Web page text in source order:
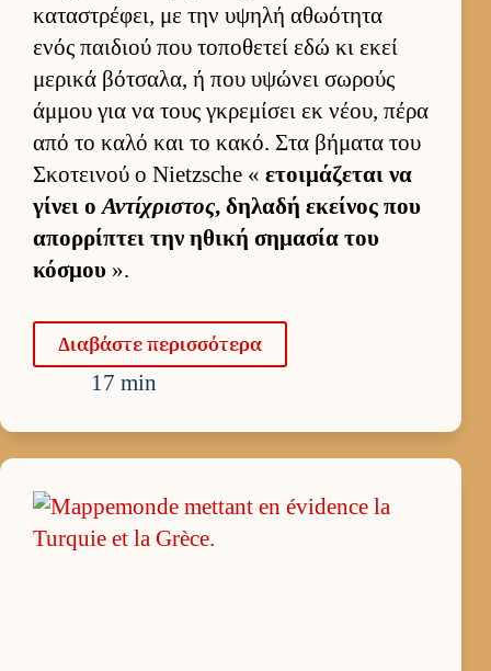
καταστρέφει, με την υψηλή αθωότητα
ενός παι­διού που τοποθετεί εδώ κι εκεί
μερικά βότσαλα, ή που υψώνει σωρούς
άμ­μου για να τους γκρεμίσει εκ νέου, πέρα
από το καλό και το κακό. Στα βήματα του
Σκοτει­νού ο Nietzsche « ετοι­μάζεται να
γίνει οΑντίχριστος, δηλαδή εκεί­νος που
απορ­ρίπτει την ηθική σημασία του
κόσμου ».
Δια­βάστε περισ­σότερα
17 min